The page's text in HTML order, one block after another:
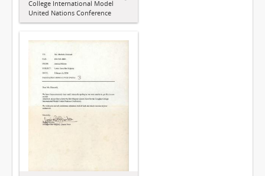
College International Model
United Nations Conference